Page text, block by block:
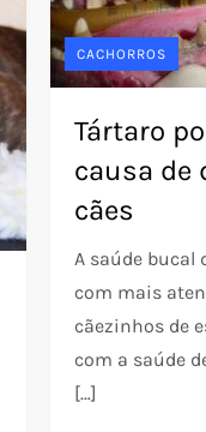
CACHORROS
Tártaro
causa de
cães
A saúde bucal
com mais
cãezinhos de
com a saúde
[…]